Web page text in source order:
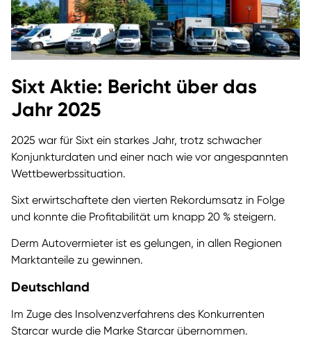
Sixt Aktie: Bericht über das
Jahr 2025
2025 war für Sixt ein starkes Jahr, trotz schwacher
Konjunkturdaten und einer nach wie vor angespannten
Wettbewerbssituation.
Sixt erwirtschaftete den vierten Rekordumsatz in Folge
und konnte die Profitabilität um knapp 20 % steigern.
Derm Autovermieter ist es gelungen, in allen Regionen
Marktanteile zu gewinnen.
Deutschland
Im Zuge des Insolvenzverfahrens des Konkurrenten
Starcar wurde die Marke Starcar übernommen.